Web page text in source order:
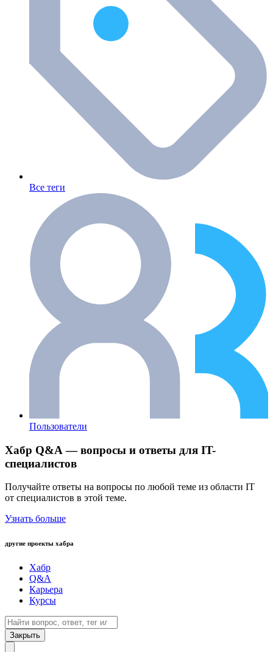
Все теги
Пользователи
Хабр Q&A — вопросы и ответы для IT-
специалистов
Получайте ответы на вопросы по любой теме из области IT
от специалистов в этой теме.
Узнать больше
другие проекты хабра
Хабр
Q&A
Карьера
Курсы
Закрыть